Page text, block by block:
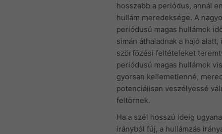
hosszabb a periódus, annál
hullám meredeksége. A
periódusú magas hullámok
simán áthaladnak a hajó alatt,
szörfözési feltételeket
periódusú magas hullámok
gyorsan kellemetlenné,
potenciálisan veszélyessé
feltörnek.
Ha a szél hosszú ideig
irányból fúj, a hullámzás